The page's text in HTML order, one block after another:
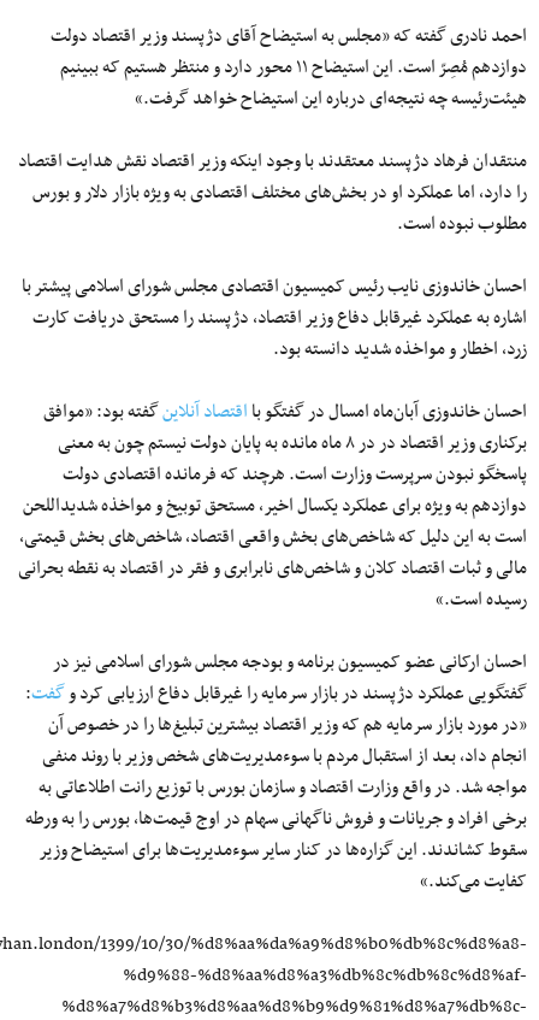
احمد نادری گفته که «مجلس به استیضاح آقای دژپسند وزیر اقتصاد دولت
دوازدهم مُصِرّ است. این استیضاح ۱۱ محور دارد و منتظر هستیم که ببینیم
هیئت‌رئیسه چه نتیجه‌ای درباره این استیضاح خواهد گرفت.»
منتقدان فرهاد دژپسند معتقدند با وجود اینکه وزیر اقتصاد نقش هدایت اقتصاد
را دارد، اما عملکرد او در بخش‌های مختلف اقتصادی به ویژه بازار دلار و بورس
مطلوب نبوده است.
احسان خاندوزی نایب رئیس کمیسیون اقتصادی مجلس شورای اسلامی پیشتر با
اشاره به عملکرد غیرقابل دفاع وزیر اقتصاد، دژپسند را مستحق دریافت کارت
زرد، اخطار و مواخذه شدید دانسته بود.
احسان خاندوزی آبان‌ماه امسال در گفتگو بااقتصاد آنلاینگفته بود: «موافق
برکناری وزیر اقتصاد در در ۸ ماه مانده به پایان دولت نیستم چون به معنی
پاسخگو نبودن سرپرست وزارت است. هرچند که فرمانده اقتصادی دولت
دوازدهم به ویژه برای عملکرد یکسال اخیر، مستحق توبیخ و مواخذه شدید‌اللحن
است به این دلیل که شاخص‌های بخش واقعی اقتصاد، شاخص‌های بخش قیمتی،
مالی و ثبات اقتصاد کلان و شاخص‌های نابرابری و فقر در اقتصاد به نقطه بحرانی
رسیده است.»
احسان ارکانی عضو کمیسیون برنامه و بودجه مجلس شورای اسلامی نیز در
گفتگویی عملکرد دژپسند در بازار سرمایه را غیرقابل دفاع ارزیابی کرد وگفت:
«در مورد بازار سرمایه هم که وزیر اقتصاد بیشترین تبلیغ‌ها را در خصوص آن
انجام داد، بعد از استقبال مردم با سوءمدیریت‌های شخص وزیر با روند منفی
مواجه شد. در واقع وزارت اقتصاد و سازمان بورس با توزیع رانت اطلاعاتی به
برخی افراد و جریانات و فروش ناگهانی سهام در اوج قیمت‌ها، بورس را به ورطه
سقوط کشاندند. این گزاره‌ها در کنار سایر سوءمدیریت‌ها برای استیضاح وزیر
کفایت می‌کند.»
1399/10/30/%d8%aa%da%a9%d8%b0%db%8c%d8%a8-
%d9%88-%d8%aa%d8%a3%db%8c%db%8c%d8%af-
%d8%a7%d8%b3%d8%aa%d8%b9%d9%81%d8%a7%db%8c-